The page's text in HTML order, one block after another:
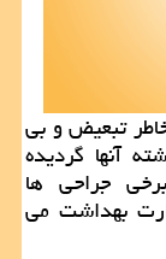
تبعیض و بی
آنها گردیده
جراحی ها
بهداشت می